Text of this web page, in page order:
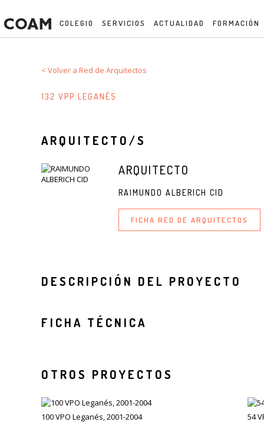
COLEGIO SERVICIOS ACTUALIDAD FORMACIÓN
< Volver a Red de Arquitectos
132 VPP LEGANÉS
ARQUITECTO/S
ARQUITECTO
RAIMUNDO ALBERICH CID
FICHA RED DE ARQUITECTOS
DESCRIPCIÓN DEL PROYECTO
FICHA TÉCNICA
OTROS PROYECTOS
100 VPO Leganés, 2001-2004 54